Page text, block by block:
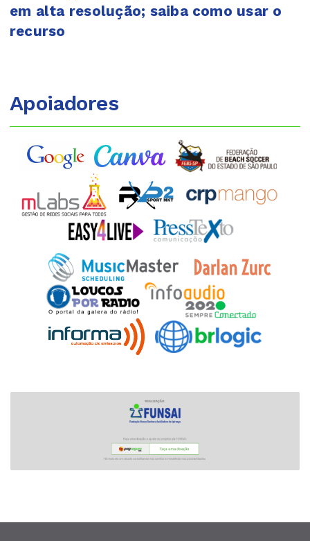
em alta resolução; saiba como usar o
recurso
Apoiadores